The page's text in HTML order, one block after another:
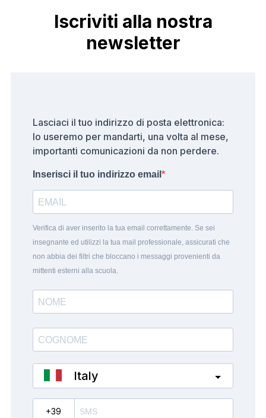
Iscriviti alla nostra
newsletter
Lasciaci il tuo indirizzo di posta elettronica:
lo useremo per mandarti, una volta al mese,
importanti comunicazioni da non perdere.
Inserisci il tuo indirizzo email
Verifica di aver inserito la tua email correttamente. Se sei
insegnante ed utilizzi la tua mail professionale, assicurati che
non abbia dei filtri che bloccano i messaggi provenienti da
mittenti esterni alla scuola.
Italy